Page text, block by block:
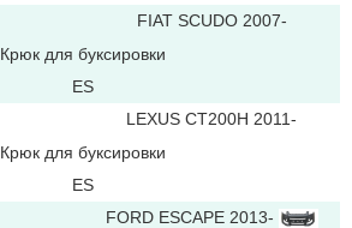
FIAT SCUDO 2007-
Крюк для буксировки
ES
LEXUS CT200H 2011-
Крюк для буксировки
ES
FORD ESCAPE 2013-